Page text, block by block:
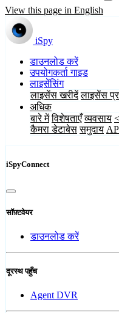
View this page in English
iSpy
डाउनलोड करें
उपयोगकर्ता गाइड
लाइसेंसिंग
लाइसेंस खरीदें लाइसेंस
अधिक
बारे में विशेषताएँ व्यवसाय
कैमरा डेटाबेस समुदाय
iSpyConnect
सॉफ़्टवेयर
डाउनलोड करें
दूरस्थ पहुँच
Agent DVR